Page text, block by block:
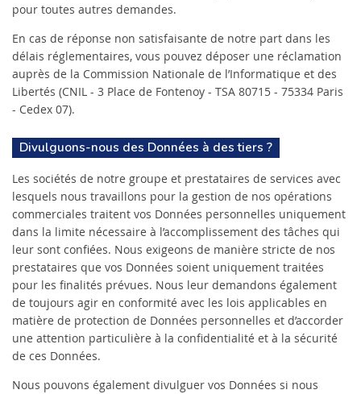
pour toutes autres demandes.
En cas de réponse non satisfaisante de notre part dans les
délais réglementaires, vous pouvez déposer une réclamation
auprès de la Commission Nationale de l’Informatique et des
Libertés (CNIL - 3 Place de Fontenoy - TSA 80715 - 75334 Paris
- Cedex 07).
Divulguons-nous des Données à des tiers ?
Les sociétés de notre groupe et prestataires de services avec
lesquels nous travaillons pour la gestion de nos opérations
commerciales traitent vos Données personnelles uniquement
dans la limite nécessaire à l’accomplissement des tâches qui
leur sont confiées. Nous exigeons de manière stricte de nos
prestataires que vos Données soient uniquement traitées
pour les finalités prévues. Nous leur demandons également
de toujours agir en conformité avec les lois applicables en
matière de protection de Données personnelles et d’accorder
une attention particulière à la confidentialité et à la sécurité
de ces Données.
Nous pouvons également divulguer vos Données si nous